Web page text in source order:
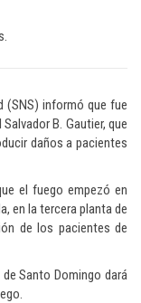
(SNS) informó que fue
B. Gautier, que
daños a pacientes
el fuego empezó en
en la tercera planta de
de los pacientes de
Santo Domingo dará